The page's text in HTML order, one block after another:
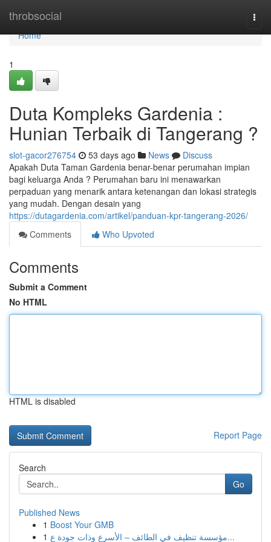
throbsocial
Home
Home
1
Duta Kompleks Gardenia :
Hunian Terbaik di Tangerang ?
slot-gacor276754 53 days ago News
Discuss
Apakah Duta Taman Gardenia benar-benar perumahan impian
bagi keluarga Anda ? Perumahan baru ini menawarkan
perpaduan yang menarik antara ketenangan dan lokasi strategis
yang mudah. Dengan desain yang
https://dutagardenia.com/artikel/panduan-kpr-tangerang-2026/
Comments
Who Upvoted
Comments
Submit a Comment
No HTML
HTML is disabled
Report Page
Search
Go
Published News
1 Boost Your GMB
1
مؤسسة تنظيف في الطائف – الأسرع وذات جودة ع...